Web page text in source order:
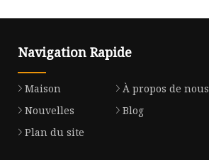
Navigation Rapide
Maison À propos de nous
Nouvelles
Blog
Plan du site